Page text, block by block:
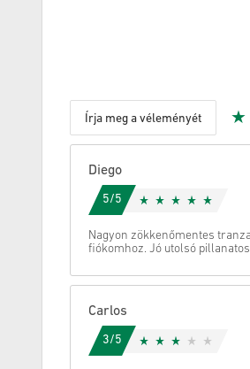
Írja meg a véleményét
Megszünteti
Diego
5/5
Nagyon zökkenőmentes
fiókomhoz. Jó utolsó
Carlos
3/5